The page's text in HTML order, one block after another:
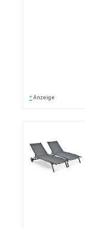
* Anzeige